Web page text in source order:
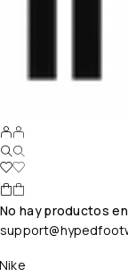
No hay productos